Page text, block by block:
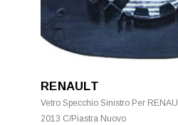
RENAULT
Vetro Specchio Sinistro Per
2013 C/Piastra Nuovo